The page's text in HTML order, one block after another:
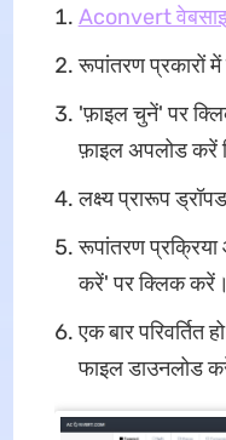
Aconvert
रूपांतरण प्रकारों
'फ़ाइल चुनें' पर
फ़ाइल अपलोड करें
लक्ष्य प्रारूप
रूपांतरण
करें' पर क्लिक करें।
एक बार परिवर्तित
फाइल डाउनलोड